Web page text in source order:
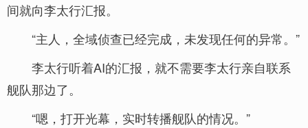
间就向李太行汇报。
“主人，全域侦查已经完成，未发现任何的异常。”
李太行听着AI的汇报，就不需要李太行亲自联系
舰队那边了。
“嗯，打开光幕，实时转播舰队的情况。”